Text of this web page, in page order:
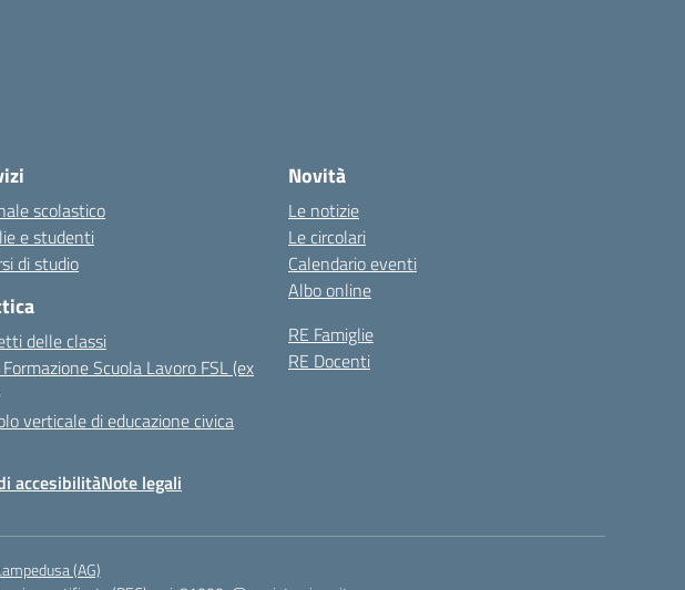
scolastico
e studenti
di studio
delle classi
Scuola Lavoro FSL (ex
verticale di educazione civica
Novità
Le notizie
Le circolari
Calendario eventi
Albo online
RE Famiglie
RE Docenti
accesibilitàNote legali
(AG)